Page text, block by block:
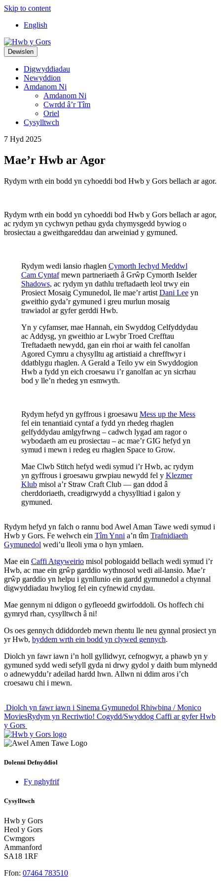
Skip to content
Top
Navigation
English
Main
Navigation
Dewislen
Digwyddiadau
Newyddion
Amdanom Ni
Amdanom Ni
Cwrdd â’r Tîm
Oriel
Cysylltwch
7 Hyd 2025
Mae’r Hwb ar Agor
Rydym wrth ein bodd yn cyhoeddi bod Hwb y Gors bellach ar agor.
Rydym wrth ein bodd yn cyhoeddi bod Hwb y Gors bellach ar agor,
ac rydym yn cychwyn pethau gyda chymysgedd bywiog o
brosiectau a gweithgareddau dan arweiniad y gymuned.
Rydym wedi lansio rhaglen Cymorth Iechyd Meddwl
Cam Cyntafmewn partneriaeth â Grŵp Cymorth Iselder
Shadows, ac rydym yn dathlu treftadaeth leol trwy ein
Prosiect Mosaig Cymunedol, lle mae’r artist Dani Leeyn
gweithio gyda’r gymuned i greu murlun mosaig
trawiadol ar gyfer gerddi Hwb.
Yn y cyfamser, mae Hannah, ein Swyddog Celfyddydau
ac Addysg, yn gweithio ar Lwybr Troed Crefftau
Treftadaeth newydd, gan ein rhoi ar waith fel canolfan
Agored Cymru a chysylltu ag artistiaid a chrefftwyr i
ddatblygu rhaglen. A Gerald a Teilo yw ein Swyddogion
Hwb a fydd yn eich croesawu i’r ganolfan ac yn sicrhau
bod y lle’n rhedeg yn esmwyth.
Rydym hefyd yn gyffrous i groesawu Mess up the Mess
fel ein tenantiaid cyntaf a fydd yn rhedeg rhaglen
gelfyddydau amlgyfrwng – cadwch lygad am ragor o
wybodaeth am eu prosiectau – ac mae’r GIG hefyd yn
symud i mewn i redeg eu rhaglen Space to Grow.
Mae Clwb Stitch hefyd wedi symud i’r Hwb, ac rydym
yn gyffrous i groesawu grwpiau newydd fel y Klezmer
Klubmisol a’r Straw Craft Club — gan ddod â
cherddoriaeth, creadigrwydd a chysylltiad i galon y
gymuned.
Rydym hefyd yn falch o rannu bod Awel Aman Tawe wedi symud i
Hwb y Gors. Fe welwch ein Tîm Ynni a’n tîm Trafnidiaeth
Gymunedol wedi’u lleoli yma o hyn ymlaen.
Mae ein Caffi Atgyweirio misol poblogaidd bellach wedi symud i’r
Hwb, ac mae ein grŵp garddio wythnosol wedi ail-lansio. Mae’r
grŵp garddio yn helpu i gynllunio ein gardd gymunedol a chynnal
digwyddiadau hwyliog fel ein cyfnewid cnydau.
Mae gennym ni ddigon o gyfleoedd gwirfoddoli. Os hoffech chi
gymryd rhan, cysylltwch â ni!
Os oes gennych ddiddordeb mewn rhentu lle neu gynnal prosiect yn
yr Hwb, byddem wrth ein bodd yn clywed gennych.
Diolch yn fawr iawn i’n holl gyllidwyr, cefnogwyr, a phawb yn y
gymuned sydd wedi sefyll gyda ni drwy gydol y daith bum mlynedd
o adnewyddu’r adeilad hardd hwn. Allwn ni ddim aros i’ch
croesawu chi i mewn.
Post
navigation
Diolch yn fawr iawn i Sinema Gymunedol Rhiwbina / Monico
MoviesRydym yn Recriwtio! Cogydd/Swyddog Caffi ar gyfer Hwb
y Gors
Dolenni Defnyddiol
Fy nghyfrif
Cysylltwch
Hwb y Gors
Heol y Gors
Cwmgors
Ammanford
SA18 1RF
Ffon: 07464 783510